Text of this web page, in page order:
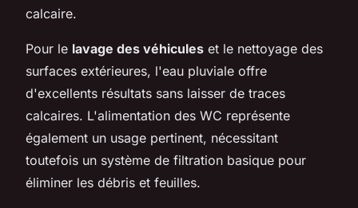
calcaire.
Pour le lavage des véhicules et le nettoyage des
surfaces extérieures, l'eau pluviale offre
d'excellents résultats sans laisser de traces
calcaires. L'alimentation des WC représente
également un usage pertinent, nécessitant
toutefois un système de filtration basique pour
éliminer les débris et feuilles.